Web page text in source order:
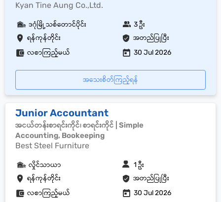
Kyan Tine Aung Co.,Ltd.
ရန်ကုန်တိုင်း အတည်ပြုပြီး
ဒဂုံမြို့သစ်တောင်ပိုင်း 3 ဦး
လစာကြည့်မယ် 30 Jul 2026
အသေးစိတ်ကြည့်ရန်
Junior Accountant
အငယ်တန်းစာရင်းကိုင်၊ စာရင်းကိုင် | Simple
Accounting, Bookeeping
Best Steel Furniture
ရန်ကုန်တိုင်း အတည်ပြုပြီး
လှိုင်သာယာ 1 ဦး
လစာကြည့်မယ် 30 Jul 2026